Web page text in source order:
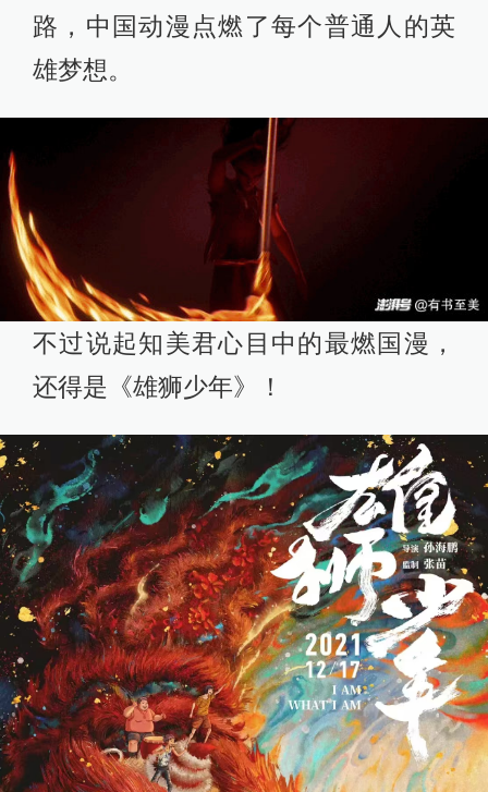
路，中国动漫点燃了每个普通人的英
雄梦想。
不过说起知美君心目中的最燃国漫，
还得是《雄狮少年》！